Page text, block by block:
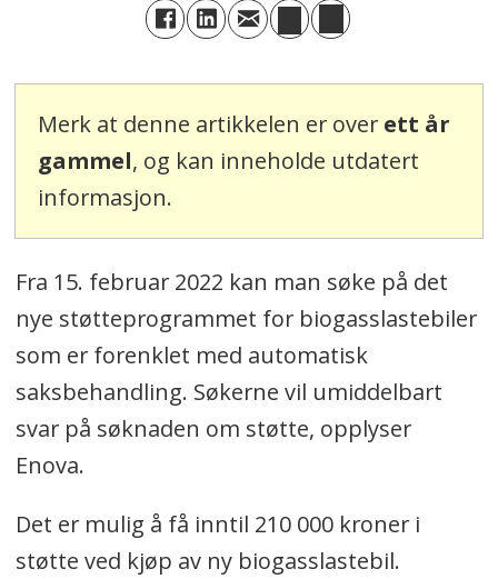
Merk at denne artikkelen er over ett år
gammel, og kan inneholde utdatert
informasjon.
Fra 15. februar 2022 kan man søke på det
nye støtteprogrammet for biogasslastebiler
som er forenklet med automatisk
saksbehandling. Søkerne vil umiddelbart
svar på søknaden om støtte, opplyser
Enova.
Det er mulig å få inntil 210 000 kroner i
støtte ved kjøp av ny biogasslastebil.